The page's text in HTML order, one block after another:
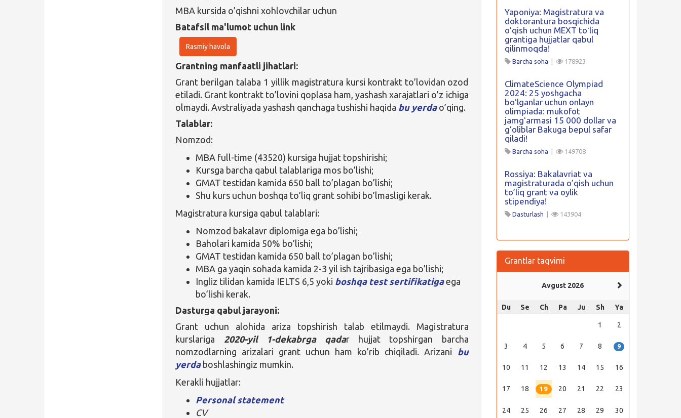
MBA kursida o’qishni xohlovchilar uchun
Batafsil ma'lumot uchun link
Rasmiy havola
Grantning manfaatli jihatlari:
Grant berilgan talaba 1 yillik magistratura kursi kontrakt to’lovidan ozod
etiladi. Grant kontrakt to’lovini qoplasa ham, yashash xarajatlari o’z ichiga
olmaydi. Avstraliyada yashash qanchaga tushishi haqida bu yerdao’qing.
Talablar:
Nomzod:
MBA full-time (43520) kursiga hujjat topshirishi;
Kursga barcha qabul talablariga mos bo’lishi;
GMAT testidan kamida 650 ball to’plagan bo’lishi;
Shu kurs uchun boshqa to’liq grant sohibi bo’lmasligi kerak.
Magistratura kursiga qabul talablari:
Nomzod bakalavr diplomiga ega bo’lishi;
Baholari kamida 50% bo’lishi;
GMAT testidan kamida 650 ball to’plagan bo’lishi;
MBA ga yaqin sohada kamida 2-3 yil ish tajribasiga ega bo’lishi;
Ingliz tilidan kamida IELTS 6,5 yoki boshqa test sertifikatiga ega
bo’lishi kerak.
Dasturga qabul jarayoni:
Grant uchun alohida ariza topshirish talab etilmaydi. Magistratura
kurslariga 2020-yil 1-dekabrga qadar hujjat topshirgan barcha
nomzodlarning arizalari grant uchun ham ko’rib chiqiladi. Arizani
bu
yerdaboshlashingiz mumkin.
Kerakli hujjatlar:
Personal statement
CV
Yaponiya: Magistratura va
doktorantura bosqichida
oʻqish uchun MEXT toʻliq
grantiga hujjatlar qabul
qilinmoqda!
Barcha soha 178923
ClimateScience Olympiad
2024: 25 yoshgacha
boʻlganlar uchun onlayn
olimpiada: mukofot
jamgʻarmasi 15 000 dollar va
gʻoliblar Bakuga bepul safar
qiladi!
Barcha soha 149708
Rossiya: Bakalavriat va
magistraturada o’qish uchun
to’liq grant va oylik
stipendiya!
Dasturlash 143904
Grantlar taqvimi
Avgust 2026
Du Se Ch Pa Ju Sh Ya
1 2
3 4 5 6 7 8 9
10 11 12 13 14 15 16
17 18 19 20 21 22 23
24 25 26 27 28 29 30